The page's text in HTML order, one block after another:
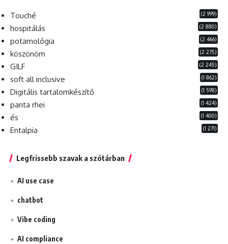
Touché (2 999)
hospitálás (2 880)
potamológia (2 466)
köszönöm (2 275)
GILF (2 245)
soft all inclusive (1 862)
Digitális tartalomkészítő (1 598)
panta rhei (1 424)
és (1 400)
Entalpia (1 271)
Legfrissebb szavak a szótárban
AI use case
chatbot
Vibe coding
AI compliance